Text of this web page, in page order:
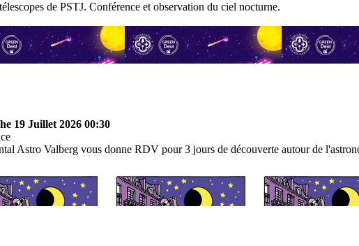
de PSTJ. Conférence et observation du ciel nocturne.
19 Juillet 2026 00:30
Astro Valberg vous donne RDV pour 3 jours de découverte autour de